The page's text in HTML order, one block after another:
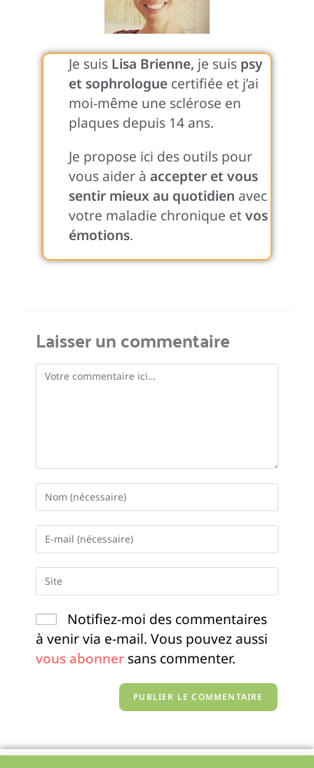
Je suis Lisa Brienne, je suis psy
et sophrologue certifiée et j’ai
moi-même une sclérose en
plaques depuis 14 ans.
Je propose ici des outils pour
vous aider à accepter et vous
sentir mieux au quotidien avec
votre maladie chronique etvos
émotions.
Laisser un commentaire
Notifiez-moi des commentaires
à venir via e-mail. Vous pouvez aussi
vous abonner sans commenter.